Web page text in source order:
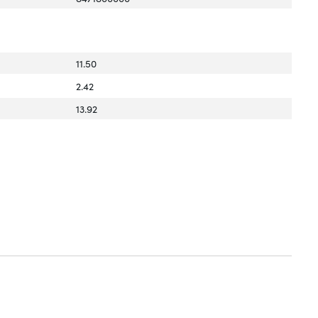
11.50
2.42
13.92